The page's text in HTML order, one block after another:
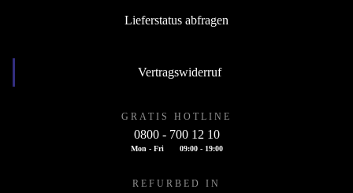
Lieferstatus abfragen
Vertragswiderruf
GRATIS HOTLINE
0800 - 700 12 10
Mon - Fri 09:00 - 19:00
REFURBED IN